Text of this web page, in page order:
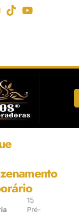
Mistura
15
Pré-